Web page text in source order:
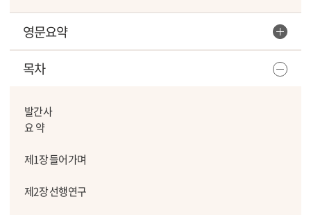
영문요약
목차
발간사
요 약
제1장 들어가며
제2장 선행연구